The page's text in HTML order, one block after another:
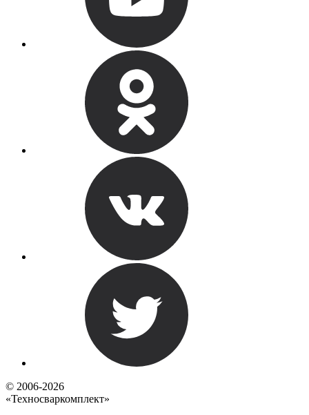
© 2006-2026
«Техносваркомплект»